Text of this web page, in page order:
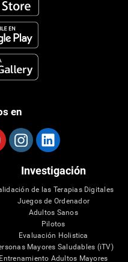
en
Investigación
de las Terapias Digitales
Juegos de Ordenador
Adultos Sanos
Pilotos
Evaluación Holistica
Mayores Saludables (iTV)
Entrenamiento Adultos Mayores